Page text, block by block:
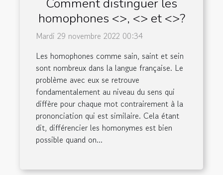
Comment distinguer les
homophones <>, <> et <>?
Mardi 29 novembre 2022 00:34
Les homophones comme sain, saint et sein
sont nombreux dans la langue française. Le
problème avec eux se retrouve
fondamentalement au niveau du sens qui
diffère pour chaque mot contrairement à la
prononciation qui est similaire. Cela étant
dit, différencier les homonymes est bien
possible quand on...